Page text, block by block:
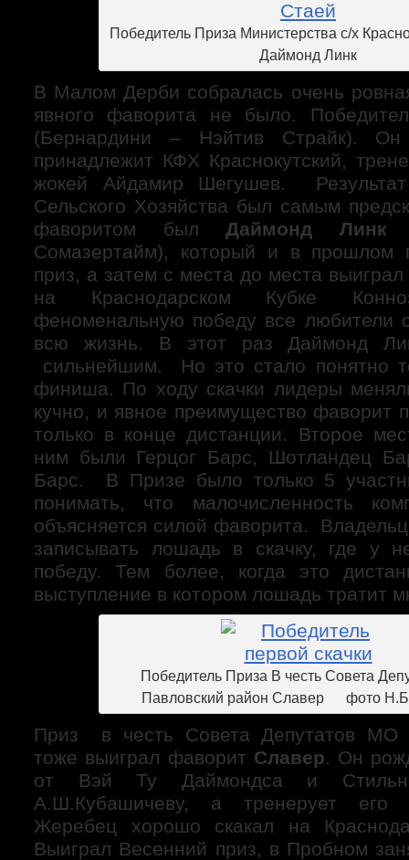
Победитель Приза Министерства с/х
Даймонд Линк
В Малом Дерби собралась очень
явного фаворита не было.
(Бернардини – Нэйтив Страйк).
принадлежит КФХ Краснокутский,
жокей Айдамир Шегушев.
Сельского Хозяйства был самым
фаворитом былДаймонд
Сомазертайм), который и в прошлом
приз, а затем с места до места
на Краснодарском Кубке
феноменальную победу все любители
всю жизнь. В этот раз Даймонд
сильнейшим. Но это стало понятно
финиша. По ходу скачки лидеры
кучно, и явное преимущество фаворит
только в конце дистанции. Второе
ним были Герцог Барс, Шотландец
Барс. В Призе было только 5
понимать, что малочисленность
объясняется силой фаворита.
записывать лошадь в скачку, где у
победу. Тем более, когда это
выступление в котором лошадь тратит
Победитель Приза В честь Совета
Павловский район Славер фото
Приз в честь Совета Депутатов МО
тоже выиграл фаворит Славер. Он
от Вэй Ту Даймондса и
А.Ш.Кубашичеву, а тренерует его
Жеребец хорошо скакал на
Выиграл Весенний приз, в Пробном